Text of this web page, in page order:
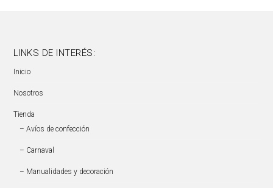
LINKS DE INTERÉS:
Inicio
Nosotros
Tienda
– Avíos de confección
– Carnaval
– Manualidades y decoración